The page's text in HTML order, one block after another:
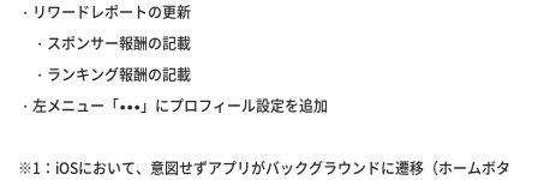
・リワードレポートの更新
・スポンサー報酬の記載
・ランキング報酬の記載
・左メニュー「•••」にプロフィール設定を追加
※1：iOSにおいて、意図せずアプリがバックグラウンドに遷移（ホームボタ